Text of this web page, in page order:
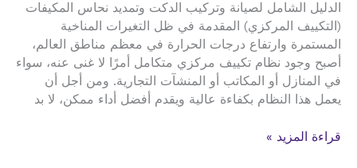
الدليل الشامل لصيانة وتركيب الدكت وتمديد نحاس المكيفات
(التكييف المركزي) المقدمة في ظل التغيرات المناخية
المستمرة وارتفاع درجات الحرارة في معظم مناطق العالم،
أصبح وجود نظام تكييف مركزي متكامل أمرًا لا غنى عنه، سواء
في المنازل أو المكاتب أو المنشآت التجارية. ومن أجل أن
يعمل هذا النظام بكفاءة عالية ويقدم أفضل أداء ممكن، لا بد
صيانة
قراءة المزيد »